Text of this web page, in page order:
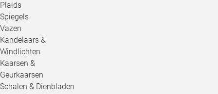
Plaids
Spiegels
Vazen
Kandelaars &
Windlichten
Kaarsen &
Geurkaarsen
Schalen & Dienbladen